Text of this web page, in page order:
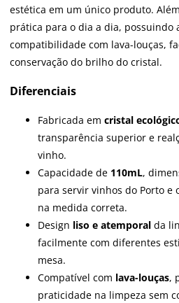
estética em um único produto.
prática para o dia a dia, possuindo
compatibilidade com lava-louças,
conservação do brilho do cristal.
Diferenciais
Fabricada em cristal
transparência superior e
vinho.
Capacidade de 110mL,
para servir vinhos do Porto e
na medida correta.
Design liso e atemporal da
facilmente com diferentes
mesa.
Compatível com lava-louças,
praticidade na limpeza sem